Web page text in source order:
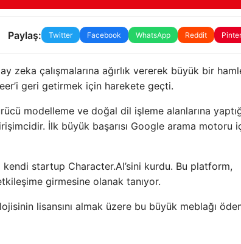
Paylaş: Twitter Facebook WhatsApp Reddit
zeka çalışmalarına ağırlık vererek büyük bir
geri getirmek için harekete geçti.
modelleme ve doğal dil işleme alanlarına
İlk büyük başarısı Google arama motoru
kendi startup Character.AI’sini kurdu. Bu platform,
girmesine olanak tanıyor.
lisansını almak üzere bu büyük meblağı